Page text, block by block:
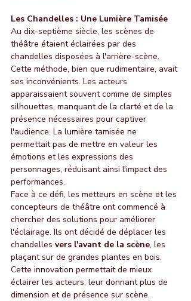
Les Chandelles : Une Lumière Tamisée
Au dix-septième siècle, les scènes de
théâtre étaient éclairées par des
chandelles disposées à l'arrière-scène.
Cette méthode, bien que rudimentaire, avait
ses inconvénients. Les acteurs
apparaissaient souvent comme de simples
silhouettes, manquant de la clarté et de la
présence nécessaires pour captiver
l'audience. La lumière tamisée ne
permettait pas de mettre en valeur les
émotions et les expressions des
personnages, réduisant ainsi l'impact des
performances.
Face à ce défi, les metteurs en scène et les
concepteurs de théâtre ont commencé à
chercher des solutions pour améliorer
l'éclairage. Ils ont décidé de déplacer les
chandelles vers l'avant de la scène, les
plaçant sur de grandes plantes en bois.
Cette innovation permettait de mieux
éclairer les acteurs, leur donnant plus de
dimension et de présence sur scène.